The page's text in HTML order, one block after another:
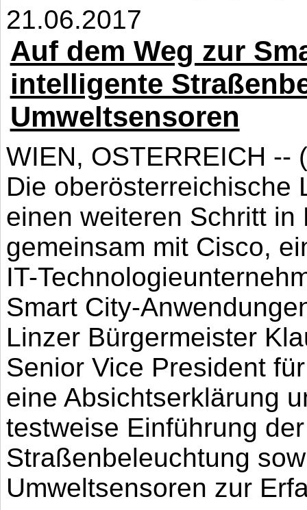
21.06.2017
Auf dem Weg zur
intelligente
Umweltsensoren
WIEN, OSTERREICH --
Die oberösterreichische
einen weiteren Schritt
gemeinsam mit Cisco,
IT-
Smart City-
Linzer Bürgermeister
Senior Vice President
eine Absichtserklärung
testweise Einführung
Straßenbeleuchtung
Umweltsensoren zur